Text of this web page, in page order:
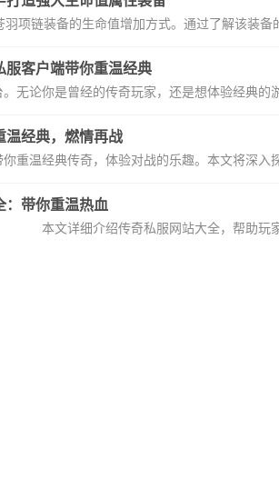
项链装备的生命值增加方式。通过了解该装
服客户端带你重温经典
无论你是曾经的传奇玩家，还是想体验经典
温经典，燃情再战
重温经典传奇，体验对战的乐趣。本文将深
：带你重温热血
本文详细介绍传奇私服网站大全，帮助